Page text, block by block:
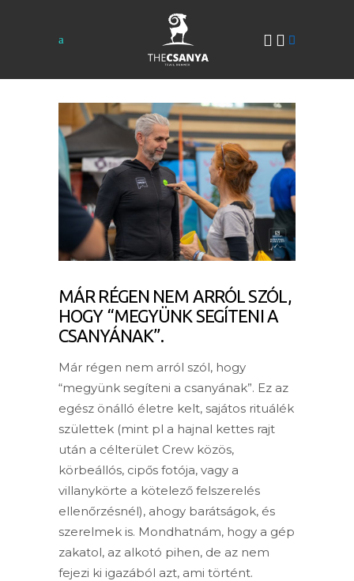
MÁR RÉGEN NEM ARRÓL SZÓL,
HOGY “MEGYÜNK SEGÍTENI A
CSANYÁNAK”.
Már régen nem arról szól, hogy
“megyünk segíteni a csanyának”. Ez az
egész önálló életre kelt, sajátos rituálék
születtek (mint pl a hajnal kettes rajt
után a célterület Crew közös,
körbeállós, cipős fotója, vagy a
villanykörte a kötelező felszerelés
ellenőrzésnél), ahogy barátságok, és
szerelmek is. Mondhatnám, hogy a gép
zakatol, az alkotó pihen, de az nem
fejezi ki igazából azt, ami történt.